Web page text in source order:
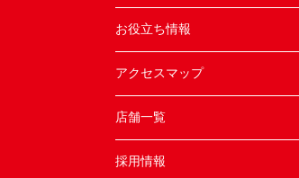
お役立ち情報
アクセスマップ
店舗一覧
採用情報